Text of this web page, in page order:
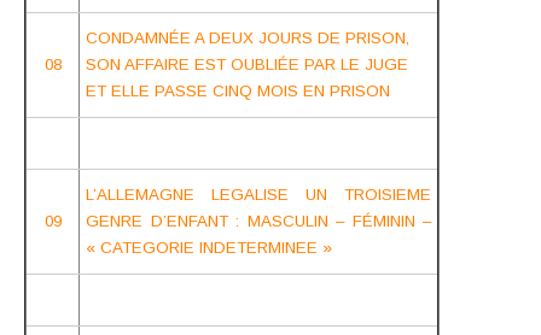
08
CONDAMNÉE A DEUX JOURS DE PRISON,
SON AFFAIRE EST OUBLIÉE PAR LE JUGE
ET ELLE PASSE CINQ MOIS EN PRISON
09
L’ALLEMAGNE LEGALISE UN TROISIEME
GENRE D’ENFANT : MASCULIN – FÉMININ –
« CATEGORIE INDETERMINEE »